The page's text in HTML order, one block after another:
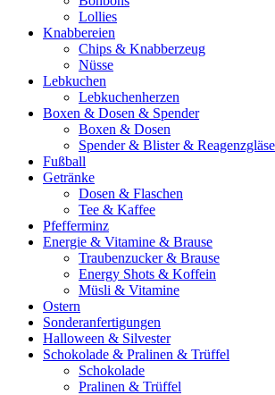
Lollies
Knabbereien
Chips & Knabberzeug
Nüsse
Lebkuchen
Lebkuchenherzen
Boxen & Dosen & Spender
Boxen & Dosen
Spender & Blister &
Fußball
Getränke
Dosen & Flaschen
Tee & Kaffee
Pfefferminz
Energie & Vitamine & Brause
Traubenzucker & Brause
Energy Shots & Koffein
Müsli & Vitamine
Ostern
Sonderanfertigungen
Halloween & Silvester
Schokolade & Pralinen & Trüffel
Schokolade
Pralinen & Trüffel